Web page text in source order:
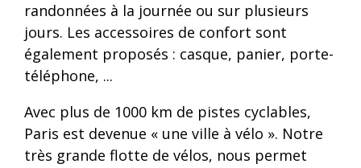
randonnées à la journée ou sur plusieurs
jours. Les accessoires de confort sont
également proposés : casque, panier, porte-
téléphone, ...
Avec plus de 1000 km de pistes cyclables,
Paris est devenue « une ville à vélo ». Notre
très grande flotte de vélos, nous permet